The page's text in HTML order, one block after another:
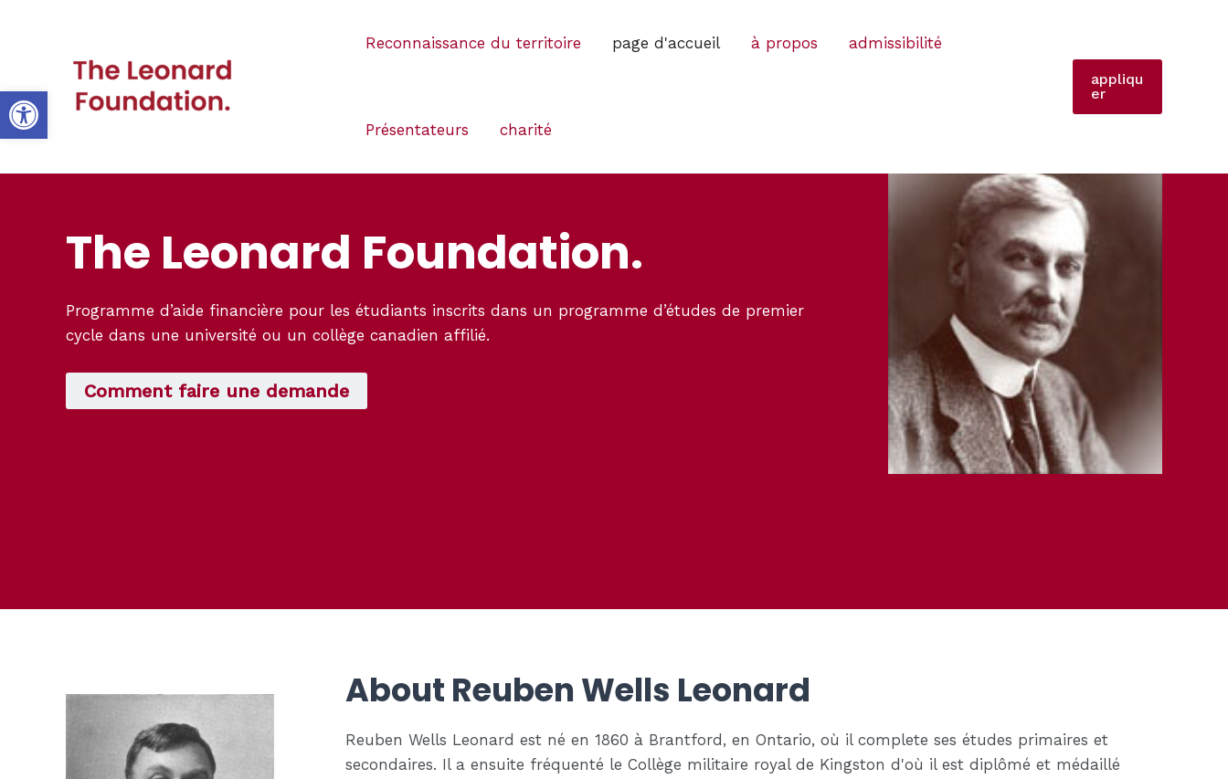
Open toolbar
Reconnaissance du territoire page d'accueil à propos admissibilité
Présentateurs charité
appliqu
er
The Leonard Foundation.
Programme d’aide financière pour les étudiants inscrits dans un programme d’études de premier
cycle dans une université ou un collège canadien affilié.
Comment faire une demande
About Reuben Wells Leonard
Reuben Wells Leonard est né en 1860 à Brantford, en Ontario, où il complete ses études primaires et
secondaires. Il a ensuite fréquenté le Collège militaire royal de Kingston d'où il est diplômé et médaillé